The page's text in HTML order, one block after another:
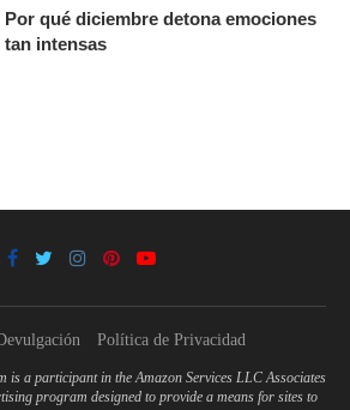
Por qué diciembre detona emociones
tan intensas
Política de Privacidad
is a participant in the Amazon Services LLC Associates
program designed to provide a means for sites to